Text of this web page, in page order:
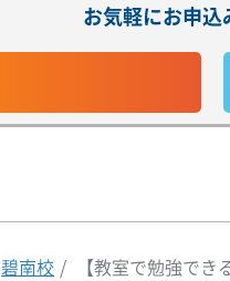
お気軽にお申込
碧南校 【教室で勉強でき